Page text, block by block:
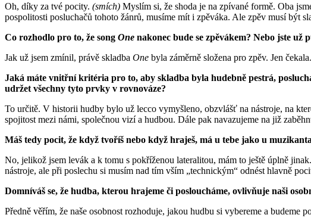
Oh, díky za tvé pocity. (smích) Myslím si, že shoda je na zpívané formě. Oba
pospolitosti posluchačů tohoto žánrů, musíme mít i zpěváka. Ale zpěv musí být
Co rozhodlo pro to, že song One nakonec bude se zpěvákem? Nebo jste už
Jak už jsem zmínil, právě skladba One byla záměrně složena pro zpěv. Jen
Jaká máte vnitřní kritéria pro to, aby skladba byla hudebně pestrá,
udržet všechny tyto prvky v rovnováze?
To určitě. V historii hudby bylo už lecco vymyšleno, obzvlášť na nástroje, na
spojitost mezi námi, společnou vizí a hudbou. Dále pak navazujeme na již
Máš tedy pocit, že když tvoříš nebo když hraješ, má u tebe jako u
No, jelikož jsem levák a k tomu s pokříženou lateralitou, mám to ještě úplně
nástroje, ale při poslechu si musím nad tím vším „technickým“ odnést hlavně
Domníváš se, že hudba, kterou hrajeme či posloucháme, ovlivňuje naši
Předně věřím, že naše osobnost rozhoduje, jakou hudbu si vybereme a budeme